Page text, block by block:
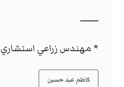
ـــــــــ
* مهندس زراعي استشاري
كاظم عبد حسين